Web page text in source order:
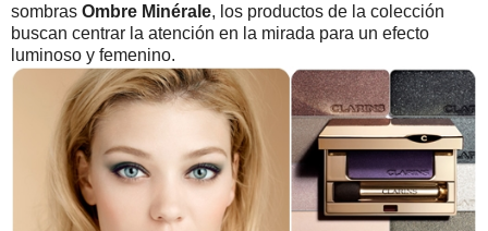
sombras Ombre Minérale, los productos de la colección
buscan centrar la atención en la mirada para un efecto
luminoso y femenino.